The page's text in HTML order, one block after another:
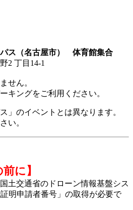
ス（名古屋市） 体育館集合
2 丁目14-1
せん。
キングをご利用ください。
」のイベントとは異なります。
い。
に】
土交通省のドローン情報基盤シス
明申請者番号」の取得が必要で